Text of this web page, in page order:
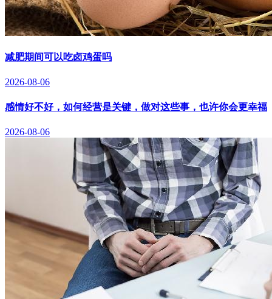
减肥期间可以吃卤鸡蛋吗
2026-08-06
感情好不好，如何经营是关键，做对这些事，也许你会更幸福
2026-08-06